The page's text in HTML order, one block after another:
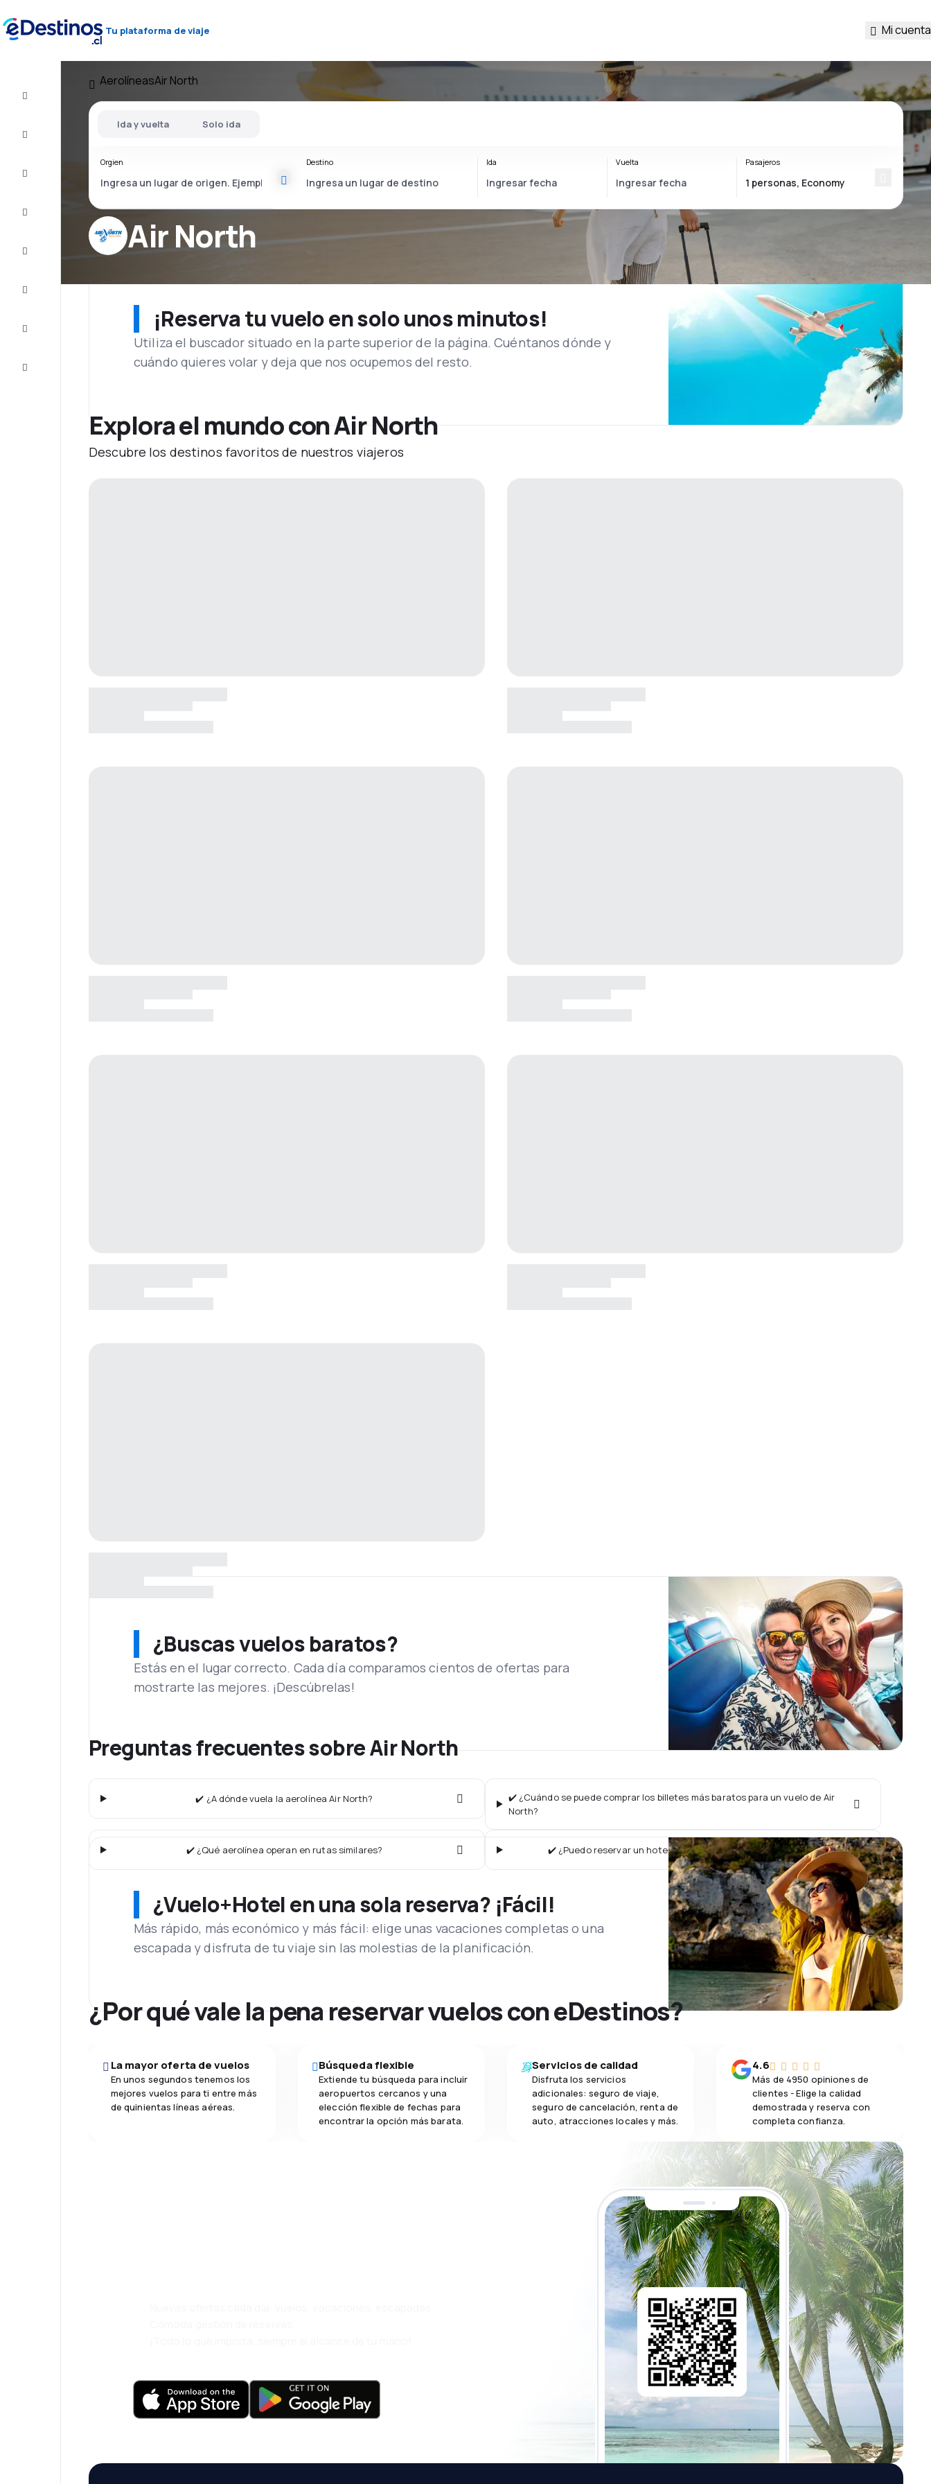
Tu plataforma de viaje Mi cuenta
Completa
AerolíneasAir North
Air North
Ida y vuelta Solo ida
Orgien Destino Ida Vuelta Pasajeros
¡Reserva tu vuelo en solo unos minutos!
Utiliza el buscador situado en la parte superior de la página. Cuéntanos dónde y
cuándo quieres volar y deja que nos ocupemos del resto.
Explora el mundo con Air North
Descubre los destinos favoritos de nuestros viajeros
¿Buscas vuelos baratos?
Estás en el lugar correcto. Cada día comparamos cientos de ofertas para
mostrarte las mejores. ¡Descúbrelas!
Preguntas frecuentes sobre Air North
✔️ ¿A dónde vuela la aerolínea Air North?
✔️ ¿Cuándo se puede comprar los billetes más baratos para un vuelo de Air
North?
✔️ ¿Qué aerolínea operan en rutas similares? ✔️ ¿Puedo reservar un hotel junto con un vuelo de Air North?
¿Vuelo+Hotel en una sola reserva? ¡Fácil!
Más rápido, más económico y más fácil: elige unas vacaciones completas o una
escapada y disfruta de tu viaje sin las molestias de la planificación.
¿Por qué vale la pena reservar vuelos con eDestinos?
La mayor oferta de vuelos
En unos segundos tenemos los
mejores vuelos para ti entre más
de quinientas líneas aéreas.
Búsqueda flexible
Extiende tu búsqueda para incluir
aeropuertos cercanos y una
elección flexible de fechas para
encontrar la opción más barata.
Servicios de calidad
Disfruta los servicios
adicionales: seguro de viaje,
seguro de cancelación, renta de
auto, atracciones locales y más.
4.6
Más de 4950 opiniones de
clientes - Elige la calidad
demostrada y reserva con
completa confianza.